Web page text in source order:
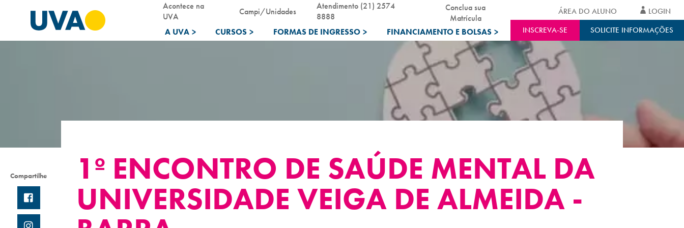
A UVA > CURSOS > FORMAS DE INGRESSO > FINANCIAMENTO E BOLSAS >
Acontece na
UVA
Campi/Unidades
Atendimento (21) 2574
8888
Conclua sua
Matrícula
INSCREVA-SE SOLICITE INFORMAÇÕES
ÁREA DO ALUNO LOGIN
1º ENCONTRO DE SAÚDE MENTAL DA
UNIVERSIDADE VEIGA DE ALMEIDA -
Compartilhe